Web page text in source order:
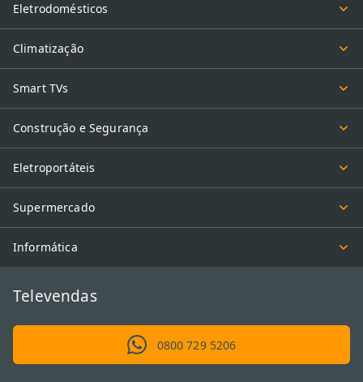
Eletrodomésticos
Climatização
Smart TVs
Construção e Segurança
Eletroportáteis
Supermercado
Informática
Televendas
0800 729 5206